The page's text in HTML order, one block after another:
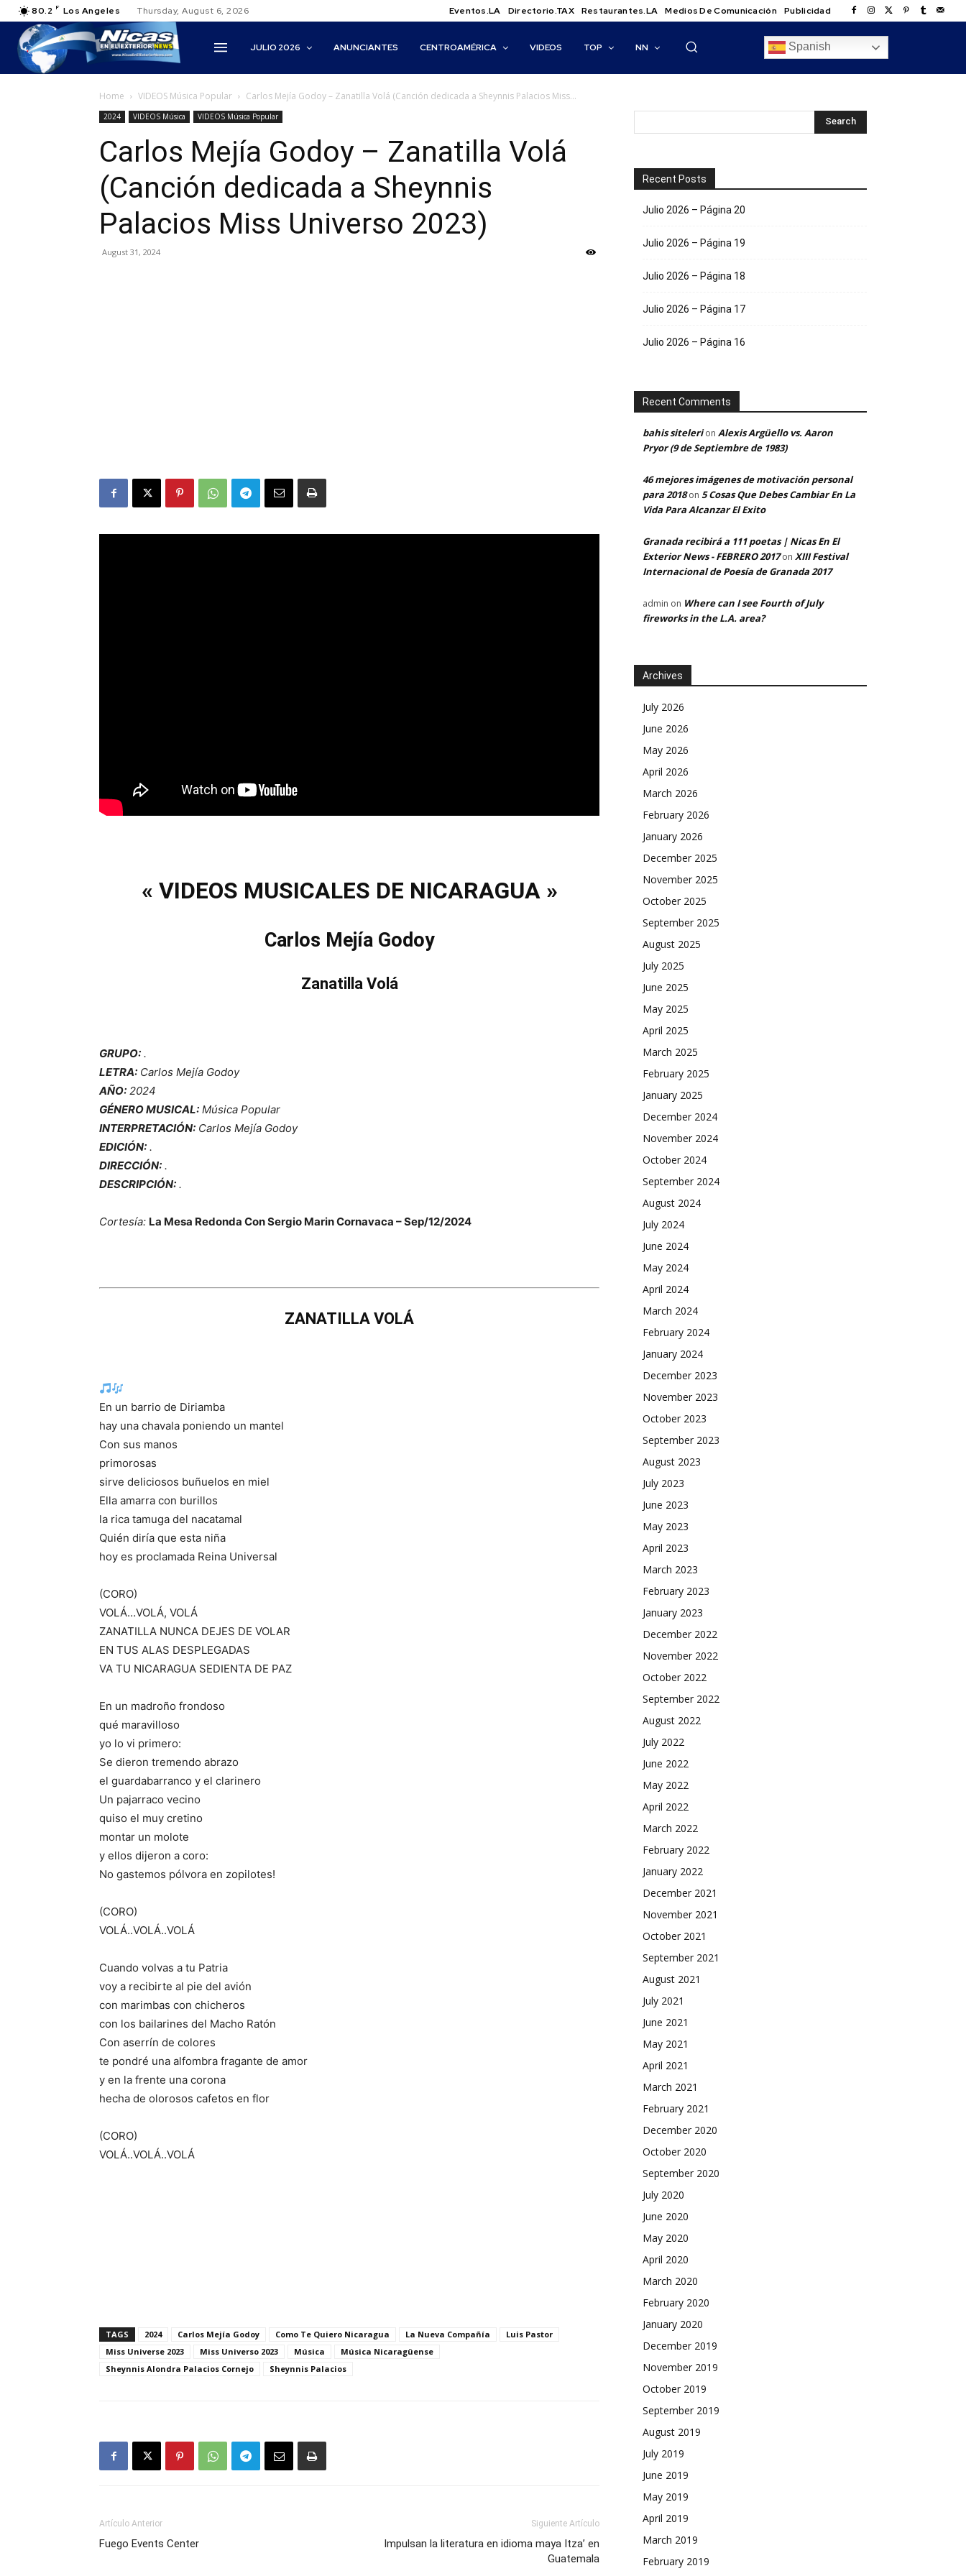
80.2 F Los Angeles Thursday, August 6, 2026 Eventos.LA Directorio.TAX Restaurantes.LA Medios De Comunicación Publicidad
JULIO 2026 ANUNCIANTES CENTROAMÉRICA VIDEOS TOP NN
Home VIDEOS Música Popular Carlos Mejía Godoy – Zanatilla Volá (Canción dedicada a Sheynnis Palacios Miss...
2024 VIDEOS Música VIDEOS Música Popular
Carlos Mejía Godoy – Zanatilla Volá
(Canción dedicada a Sheynnis
Palacios Miss Universo 2023)
August 31, 2024
« VIDEOS MUSICALES DE NICARAGUA »
Carlos Mejía Godoy
Zanatilla Volá
GRUPO: .
LETRA: Carlos Mejía Godoy
AÑO: 2024
GÉNERO MUSICAL: Música Popular
INTERPRETACIÓN: Carlos Mejía Godoy
EDICIÓN: .
DIRECCIÓN: .
DESCRIPCIÓN: .
Cortesía: La Mesa Redonda Con Sergio Marin Cornavaca – Sep/12/2024
ZANATILLA VOLÁ
En un barrio de Diriamba
hay una chavala poniendo un mantel
Con sus manos
primorosas
sirve deliciosos buñuelos en miel
Ella amarra con burillos
la rica tamuga del nacatamal
Quién diría que esta niña
hoy es proclamada Reina Universal
(CORO)
VOLÁ…VOLÁ, VOLÁ
ZANATILLA NUNCA DEJES DE VOLAR
EN TUS ALAS DESPLEGADAS
VA TU NICARAGUA SEDIENTA DE PAZ
En un madroño frondoso
qué maravilloso
yo lo vi primero:
Se dieron tremendo abrazo
el guardabarranco y el clarinero
Un pajarraco vecino
quiso el muy cretino
montar un molote
y ellos dijeron a coro:
No gastemos pólvora en zopilotes!
(CORO)
VOLÁ..VOLÁ..VOLÁ
Cuando volvas a tu Patria
voy a recibirte al pie del avión
con marimbas con chicheros
con los bailarines del Macho Ratón
Con aserrín de colores
te pondré una alfombra fragante de amor
y en la frente una corona
hecha de olorosos cafetos en flor
(CORO)
VOLÁ..VOLÁ..VOLÁ
TAGS 2024 Carlos Mejía Godoy Como Te Quiero Nicaragua La Nueva Compañía
Luis Pastor
Miss Universe 2023
Miss Universo 2023 Música
Música Nicaragüense
Sheynnis Alondra Palacios Cornejo
Sheynnis Palacios
Artículo Anterior
Fuego Events Center
Siguiente Artículo
Impulsan la literatura en idioma maya Itza’ en
Guatemala
Recent Posts
Julio 2026 – Página 20
Julio 2026 – Página 19
Julio 2026 – Página 18
Julio 2026 – Página 17
Julio 2026 – Página 16
Recent Comments
bahis sitelerion Alexis Argüello vs. Aaron
Pryor (9 de Septiembre de 1983)
46 mejores imágenes de motivación personal
para 2018on 5 Cosas Que Debes Cambiar En La
Vida Para Alcanzar El Exito
Granada recibirá a 111 poetas | Nicas En El
Exterior News - FEBRERO 2017on XIII Festival
Internacional de Poesía de Granada 2017
admin on Where can I see Fourth of July
fireworks in the L.A. area?
Archives
July 2026
June 2026
May 2026
April 2026
March 2026
February 2026
January 2026
December 2025
November 2025
October 2025
September 2025
August 2025
July 2025
June 2025
May 2025
April 2025
March 2025
February 2025
January 2025
December 2024
November 2024
October 2024
September 2024
August 2024
July 2024
June 2024
May 2024
April 2024
March 2024
February 2024
January 2024
December 2023
November 2023
October 2023
September 2023
August 2023
July 2023
June 2023
May 2023
April 2023
March 2023
February 2023
January 2023
December 2022
November 2022
October 2022
September 2022
August 2022
July 2022
June 2022
May 2022
April 2022
March 2022
February 2022
January 2022
December 2021
November 2021
October 2021
September 2021
August 2021
July 2021
June 2021
May 2021
April 2021
March 2021
February 2021
December 2020
October 2020
September 2020
July 2020
June 2020
May 2020
April 2020
March 2020
February 2020
January 2020
December 2019
November 2019
October 2019
September 2019
August 2019
July 2019
June 2019
May 2019
April 2019
March 2019
February 2019
Spanish